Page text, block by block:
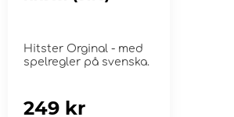
Hitster Orginal - med
spelregler på svenska.
249 kr